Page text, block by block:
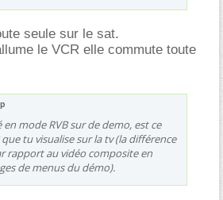
seule sur le sat.
le VCR elle commute toute
mode RVB sur de demo, est ce
tu visualise sur la tv (la différence
rapport au vidéo composite en
de menus du démo).